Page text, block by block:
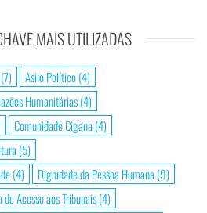
MAIS UTILIZADAS
(7) Asilo Político(4)
Humanitárias(4)
Comunidade Cigana (4)
(5)
(4) Dignidade da Pessoa Humana (9)
de Acesso aos Tribunais(4)